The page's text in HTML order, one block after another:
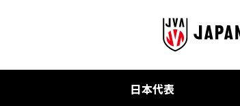
日本代表